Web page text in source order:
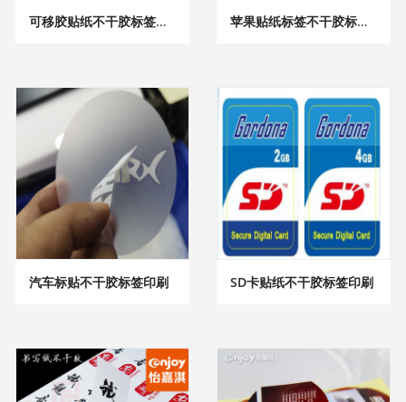
可移胶贴纸不干胶标签印刷 苹果贴纸标签不干胶标签印刷
汽车标贴不干胶标签印刷 SD卡贴纸不干胶标签印刷